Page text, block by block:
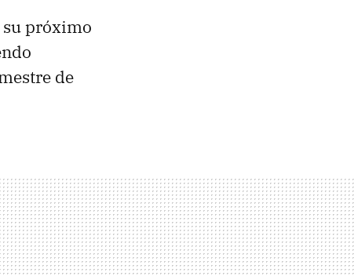
su próximo
de